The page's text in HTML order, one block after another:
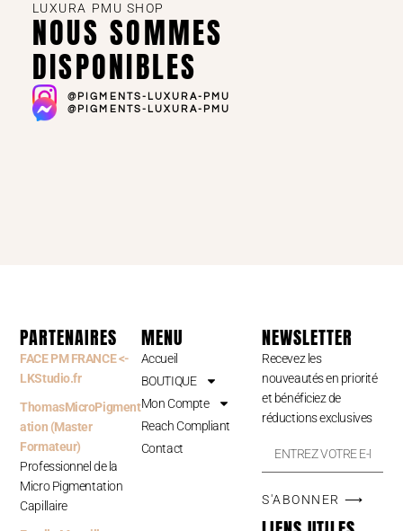
LUXURA PMU SHOP
NOUS SOMMES
DISPONIBLES
@PIGMENTS-LUXURA-PMU
@PIGMENTS-LUXURA-PMU
PARTENAIRES
FACE PM FRANCE <-
LKStudio.fr
ThomasMicroPigment
ation (Master
Formateur)
Professionnel de la
Micro Pigmentation
Capillaire
MENU
Accueil
BOUTIQUE
Mon Compte
Reach Compliant
Contact
NEWSLETTER
Recevez les
nouveautés en priorité
et bénéficiez de
réductions exclusives
S'ABONNER ⟶